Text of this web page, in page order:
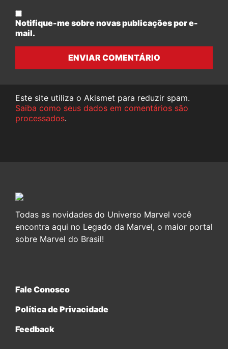
Notifique-me sobre novas publicações por e-
mail.
ENVIAR COMENTÁRIO
Este site utiliza o Akismet para reduzir spam.
Saiba como seus dados em comentários são
processados.
Todas as novidades do Universo Marvel você
encontra aqui no Legado da Marvel, o maior portal
sobre Marvel do Brasil!
Fale Conosco
Política de Privacidade
Feedback